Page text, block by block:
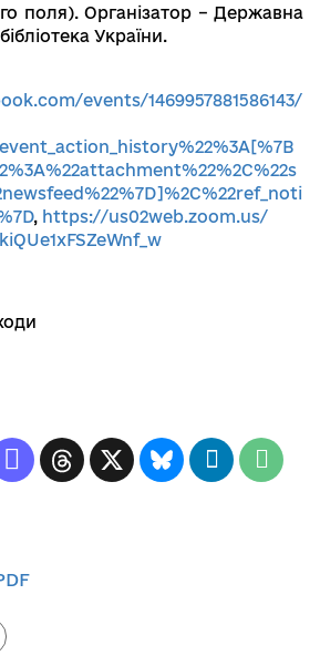
поля). Організатор – Державна
України.
events/1469957881586143/
, https://us02web.zoom.us/